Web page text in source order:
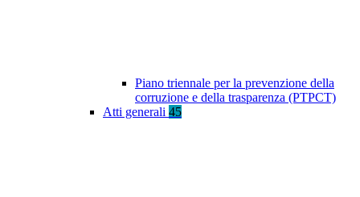
Piano triennale per la prevenzione della
corruzione e della trasparenza (PTPCT)
Atti generali 45